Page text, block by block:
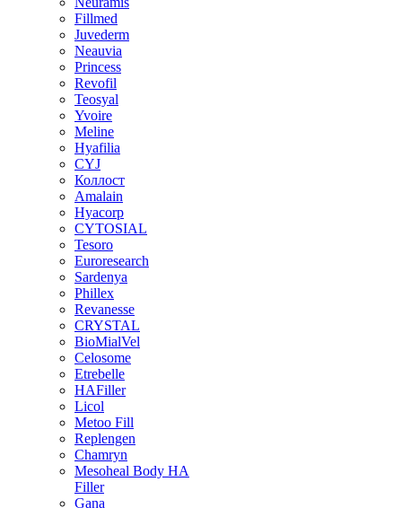
Fillmed
Juvederm
Neauvia
Princess
Revofil
Teosyal
Yvoire
Meline
Hyafilia
CYJ
Коллост
Amalain
Hyacorp
CYTOSIAL
Tesoro
Euroresearch
Sardenya
Phillex
Revanesse
CRYSTAL
BioMialVel
Celosome
Etrebelle
HAFiller
Licol
Metoo Fill
Replengen
Chamryn
Mesoheal Body HA
Filler
Gana